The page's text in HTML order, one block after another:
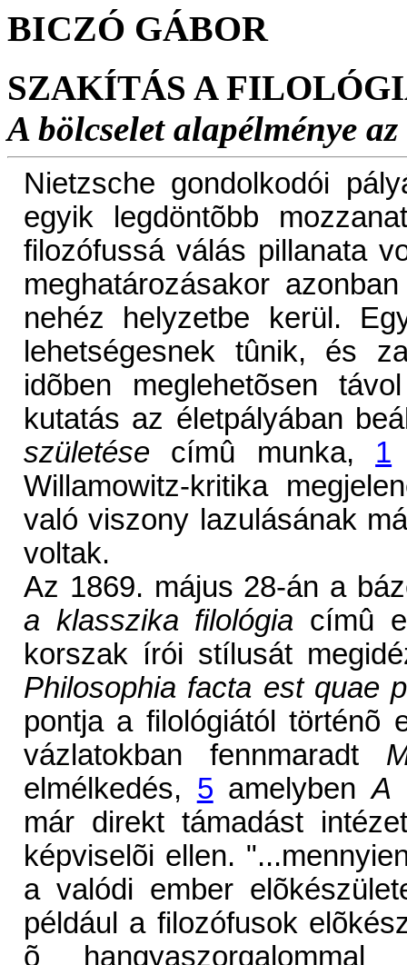
BICZÓ GÁBOR
SZAKÍTÁS A
A bölcselet alapélménye
Nietzsche gondolkodói
egyik legdöntõbb
filozófussá válás pillanata
meghatározásakor
nehéz helyzetbe kerül.
lehetségesnek tûnik, és
idõben meglehetõsen
kutatás az életpályában
születése címû munka, 1
Willamowitz-kritika
való viszony lazulásának
voltak.
Az 1869. május 28-án a
a klasszika filológia címû
korszak írói stílusát
Philosophia facta est quae
pontja a filológiától történõ
vázlatokban fennmaradt
elmélkedés, 5 amelybenA
már direkt támadást
képviselõi ellen.
a valódi ember
például a filozófusok
õ